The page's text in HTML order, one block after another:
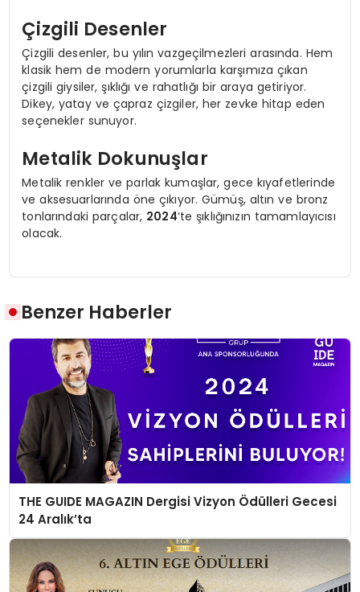
Çizgili Desenler
Çizgili desenler, bu yılın vazgeçilmezleri arasında. Hem
klasik hem de modern yorumlarla karşımıza çıkan
çizgili giysiler, şıklığı ve rahatlığı bir araya getiriyor.
Dikey, yatay ve çapraz çizgiler, her zevke hitap eden
seçenekler sunuyor.
Metalik Dokunuşlar
Metalik renkler ve parlak kumaşlar, gece kıyafetlerinde
ve aksesuarlarında öne çıkıyor. Gümüş, altın ve bronz
tonlarındaki parçalar, 2024‘te şıklığınızın tamamlayıcısı
olacak.
Benzer Haberler
THE GUIDE MAGAZIN Dergisi Vizyon Ödülleri Gecesi
24 Aralık’ta